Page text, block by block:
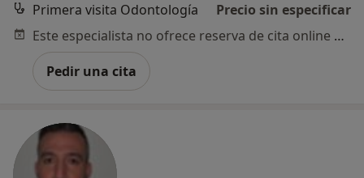
Primera visita Odontología
Precio sin especificar
Este especialista no ofrece reserva de cita online en esta dirección.
Pedir una cita